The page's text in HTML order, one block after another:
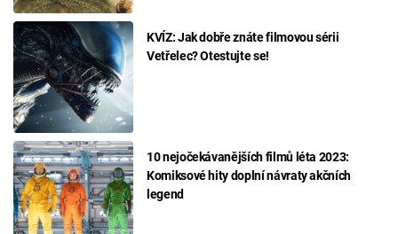
KVÍZ: Jak dobře znáte filmovou sérii
Vetřelec? Otestujte se!
10 nejočekávanějších filmů léta 2023:
Komiksové hity doplní návraty akčních
legend